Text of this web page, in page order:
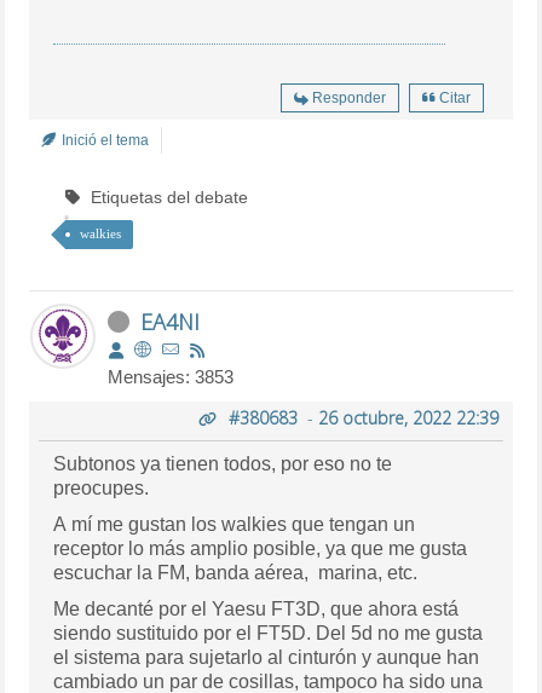
Responder Citar
Inició el tema
Etiquetas del debate
walkies
EA4NI
Mensajes: 3853
#380683- 26 octubre, 2022 22:39
Subtonos ya tienen todos, por eso no te
preocupes.
A mí me gustan los walkies que tengan un
receptor lo más amplio posible, ya que me gusta
escuchar la FM, banda aérea, marina, etc.
Me decanté por el Yaesu FT3D, que ahora está
siendo sustituido por el FT5D. Del 5d no me gusta
el sistema para sujetarlo al cinturón y aunque han
cambiado un par de cosillas, tampoco ha sido una